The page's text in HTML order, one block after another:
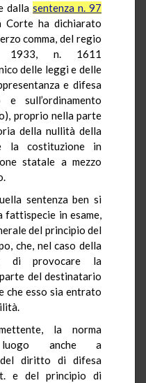
dalla sentenza n. 97
Corte ha dichiarato
comma, del regio
1933, n. 1611
delle leggi e delle
e difesa
sull’ordinamento
proprio nella parte
della nullità della
la costituzione in
statale a mezzo
sentenza ben si
fattispecie in esame,
del principio del
che, nel caso della
di provocare la
del destinatario
che esso sia entrato
la norma
luogo anche a
del diritto di difesa
e del principio di